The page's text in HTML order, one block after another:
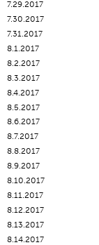
7.29.2017
7.30.2017
7.31.2017
8.1.2017
8.2.2017
8.3.2017
8.4.2017
8.5.2017
8.6.2017
8.7.2017
8.8.2017
8.9.2017
8.10.2017
8.11.2017
8.12.2017
8.13.2017
8.14.2017